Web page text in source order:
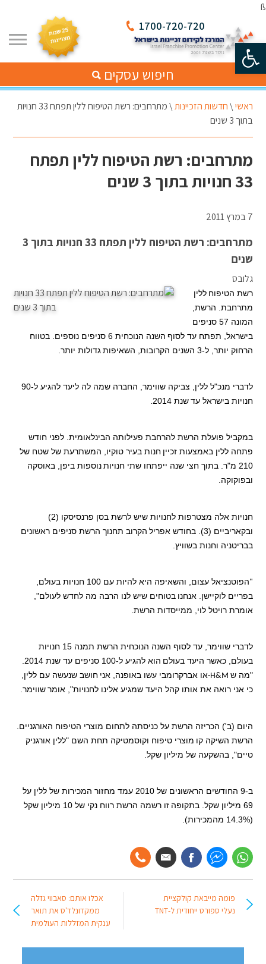
פתח סרגל נגישות
ß
1700-720-720
חיפוש עסקים
ראשי\חדשות הזכיינות\
מתרחבים: רשת הטיפוח ללין תפתח 33 חנויות
בתוך 3 שנים
מתרחבים: רשת הטיפוח ללין תפתח
33 חנויות בתוך 3 שנים
7 במרץ 2011
מתרחבים: רשת הטיפוח ללין תפתח 33 חנויות בתוך 3
שנים
גלובס
רשת הטיפוח ללין
מתרחבת. הרשת,
המונה 57 סניפים
בישראל, תפתח עד לסוף
השנה הנוכחית 6 סניפים נוספים. בטווח
הרחוק יותר, ל-3 השנים הקרובות, השאיפות
גדולות יותר.
לדברי מנכ"ל ללין, צביקה שווימר, החברה שמה לה ליעד להגיע ל-90
חנויות בישראל עד שנת 2014.
במקביל פועלת הרשת להרחבת פעילותה הבינלאומית. לפני חודש
פתחה ללין באמצעות זכיין חנות בעיר טוקיו, המשתרעת של שטח של
210 מ"ר. בתוך חצי שנה ייפתחו שתי חנויות
נוספות ביפן, באוסקה
ובפוקוקה.
חנויות אלה מצטרפות לחנויות שיש לרשת בסן פרנסיסקו (2)
ובקאריביים (3). בחודש אפריל
הקרוב תחנוך הרשת סניפים ראשונים
בבריטניה וחנות בשוויץ.
"
הפוטנציאל עצום, והשאיפה היא להיות עם 100 חנויות בעולם,
בפריים לוקיישן. אנחנו בטוחים שיש לנו הרבה מה לחדש לעולם",
אומרת רויטל לוי, ממייסדות הרשת.
לדברי שווימר, עד לסוף השנה הנוכחית הרשת תמנה 15 חנויות
בעולם, כאשר היעד בעולם
הוא להגיע ל-100 סניפים עד שנת 2014.
"מה ש -H&Mאו אברקרומבי עשו באופנה, אני חושב שנעשה עם ללין,
כי אני רואה את אותו קהל היעד שמגיע אלינו לחנויות", אומר שווימר.
היום (ב') הכריזה הרשת על כניסתה לתחום מוצרי הטיפוח האורגניים.
הרשת השיקה קו מוצרי טיפוח וקוסמטיקה תחת השם "ללין אורגניק
טיים", בהשקעה של מיליון שקל.
ב-9 החודשים הראשונים של 2010 עמד מחזור המכירות של ללין על
69 מיליון שקל. בתקופה
זו רשמה הרשת רווח נקי של 10 מיליון שקל
(14.3% מהמכירות).
פומה מייבאת קולקציית
נעלי ספורט ייחודית ל-TNT
אכלו אותם: סאבווי גזלה
ממקדונלד'ס את תואר
ענקית המזללות העולמית